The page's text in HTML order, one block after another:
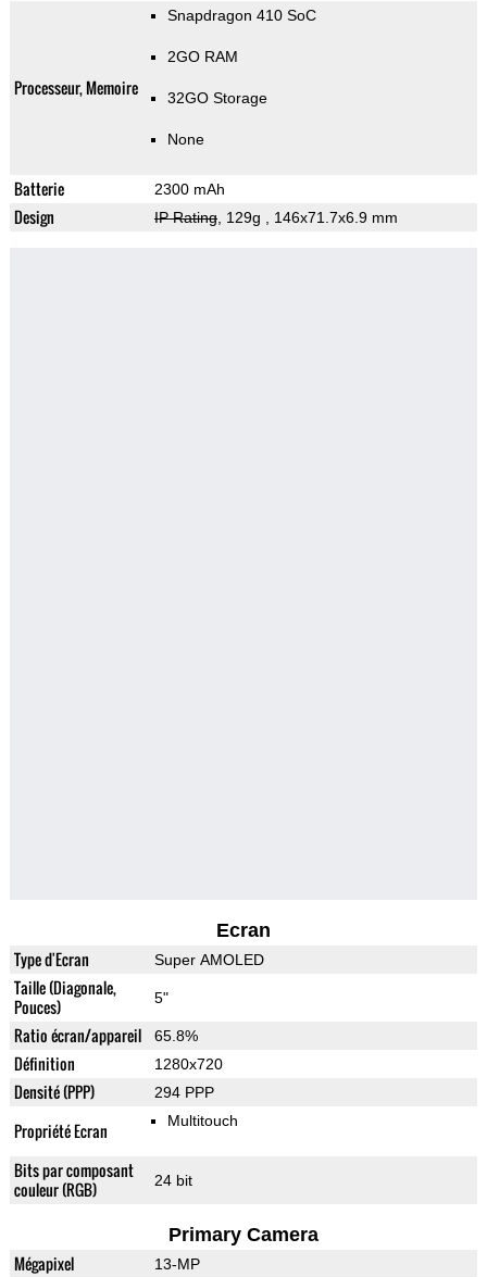
Processeur, Memoire
Snapdragon 410 SoC
2GO RAM
32GO Storage
None
Batterie 2300 mAh
Design IP Rating, 129g , 146x71.7x6.9 mm
Ecran
Type d'Ecran Super AMOLED
Taille (Diagonale,
Pouces)
5"
Ratio écran/appareil 65.8%
Définition 1280x720
Densité (PPP) 294 PPP
Propriété Ecran Multitouch
Bits par composant
couleur (RGB)
24 bit
Primary Camera
Mégapixel 13-MP